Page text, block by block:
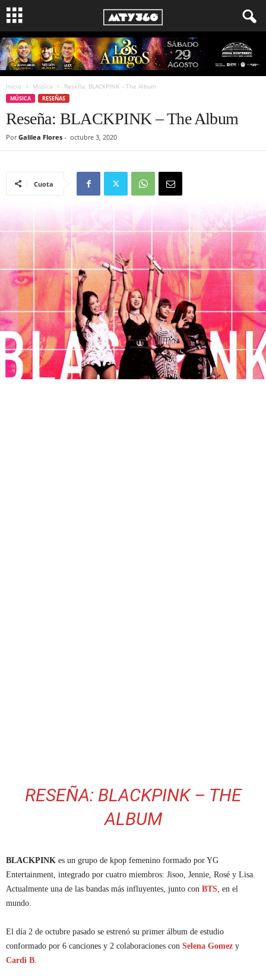
Inicio Música Reseña: BLACKPINK – The Album
MÚSICA RESEÑAS
Reseña: BLACKPINK – The Album
Por Galilea Flores - octubre 3, 2020
Cuota
RESEÑA: BLACKPINK – THE
ALBUM
BLACKPINK es un grupo de kpop femenino formado por YG
Entertainment, integrado por cuatro miembros: Jisoo, Jennie, Rosé y Lisa.
Actualmente una de las bandas más influyentes, junto con BTS , en el
mundo.
El día 2 de octubre pasado se estrenó su primer álbum de estudio
conformado por 6 canciones y 2 colaboraciones con Selena Gomez y
Cardi B